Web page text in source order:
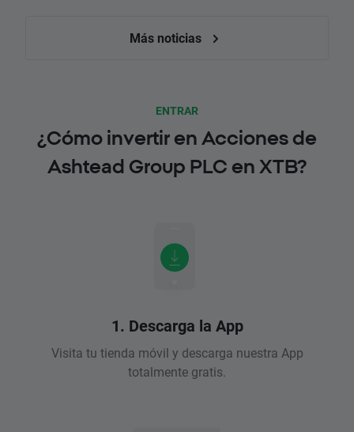
Más noticias
ENTRAR
¿Cómo invertir en Acciones de
Ashtead Group PLC en XTB?
1. Descarga la App
Visita tu tienda móvil y descarga nuestra App
totalmente gratis.